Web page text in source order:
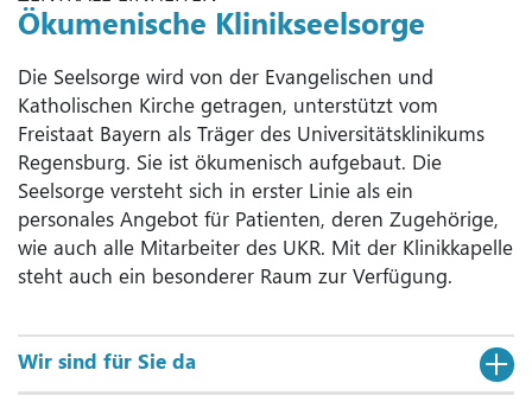
Ökumenische Klinikseelsorge
Die Seelsorge wird von der Evangelischen und
Katholischen Kirche getragen, unterstützt vom
Freistaat Bayern als Träger des Universitätsklinikums
Regensburg. Sie ist ökumenisch aufgebaut. Die
Seelsorge versteht sich in erster Linie als ein
personales Angebot für Patienten, deren Zugehörige,
wie auch alle Mitarbeiter des UKR. Mit der Klinikkapelle
steht auch ein besonderer Raum zur Verfügung.
Wir sind für Sie da